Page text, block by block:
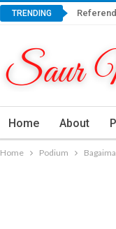
TRENDING
Home About
Home Podium